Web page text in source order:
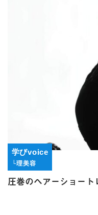
学びvoice
└理美容
圧巻のヘアーショート